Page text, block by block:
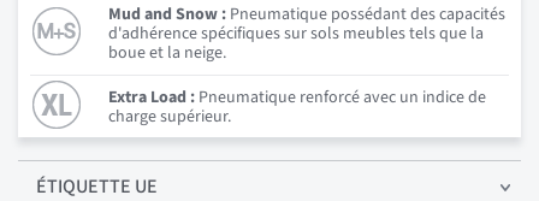
Mud and Snow : Pneumatique possédant des capacités
d'adhérence spécifiques sur sols meubles tels que la
boue et la neige.
Extra Load : Pneumatique renforcé avec un indice de
charge supérieur.
ÉTIQUETTE UE